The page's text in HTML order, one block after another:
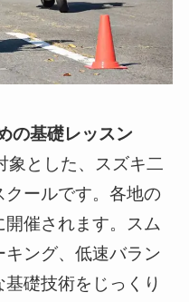
の基礎レッスン
象とした、スズキ二
ールです。各地の
催されます。スム
ング、低速バラン
礎技術をじっくり